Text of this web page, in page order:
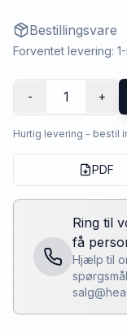
Bestillingsvare
Forventet levering:
- 1 +
Hurtig levering - bestil
PDF
Ring til
få
Hjælp til